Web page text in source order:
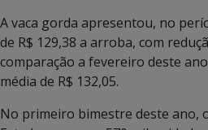
A vaca gorda apresentou, no
de R$ 129,38 a arroba, com
comparação a fevereiro deste
média de R$ 132,05.
No primeiro bimestre deste ano,